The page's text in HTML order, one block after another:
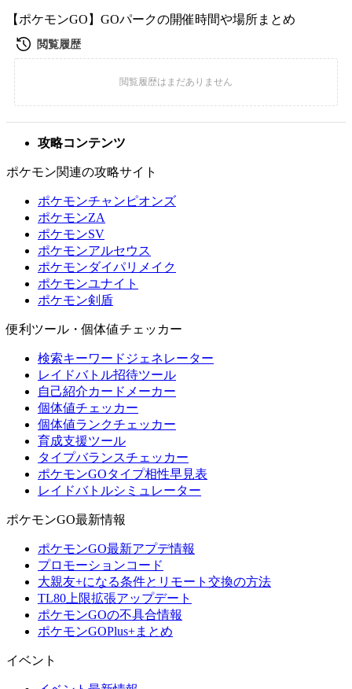
【ポケモンGO】GOパークの開催時間や場所まとめ
攻略コンテンツ
ポケモン関連の攻略サイト
ポケモンチャンピオンズ
ポケモンZA
ポケモンSV
ポケモンアルセウス
ポケモンダイパリメイク
ポケモンユナイト
ポケモン剣盾
便利ツール・個体値チェッカー
検索キーワードジェネレーター
レイドバトル招待ツール
自己紹介カードメーカー
個体値チェッカー
個体値ランクチェッカー
育成支援ツール
タイプバランスチェッカー
ポケモンGOタイプ相性早見表
レイドバトルシミュレーター
ポケモンGO最新情報
ポケモンGO最新アプデ情報
プロモーションコード
大親友+になる条件とリモート交換の方法
TL80上限拡張アップデート
ポケモンGOの不具合情報
ポケモンGOPlus+まとめ
イベント